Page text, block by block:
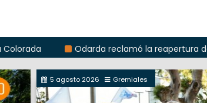
Odarda reclamó la reapertura de la
5 agosto 2026 Gremiales